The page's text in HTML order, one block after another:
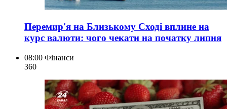
Перемир'я на Близькому Сході вплине на
курс валюти: чого чекати на початку липня
08:00 Фінанси
360